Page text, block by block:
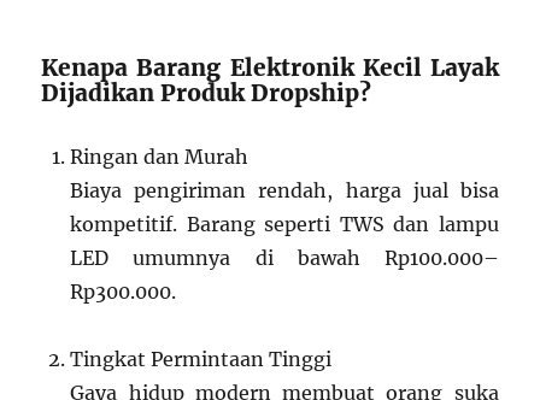
Kenapa Barang Elektronik Kecil Layak
Dijadikan Produk Dropship?
Ringan dan Murah
Biaya pengiriman rendah, harga jual bisa
kompetitif. Barang seperti TWS dan lampu
LED umumnya di bawah Rp100.000–
Rp300.000.
Tingkat Permintaan Tinggi
Gaya hidup modern membuat orang suka